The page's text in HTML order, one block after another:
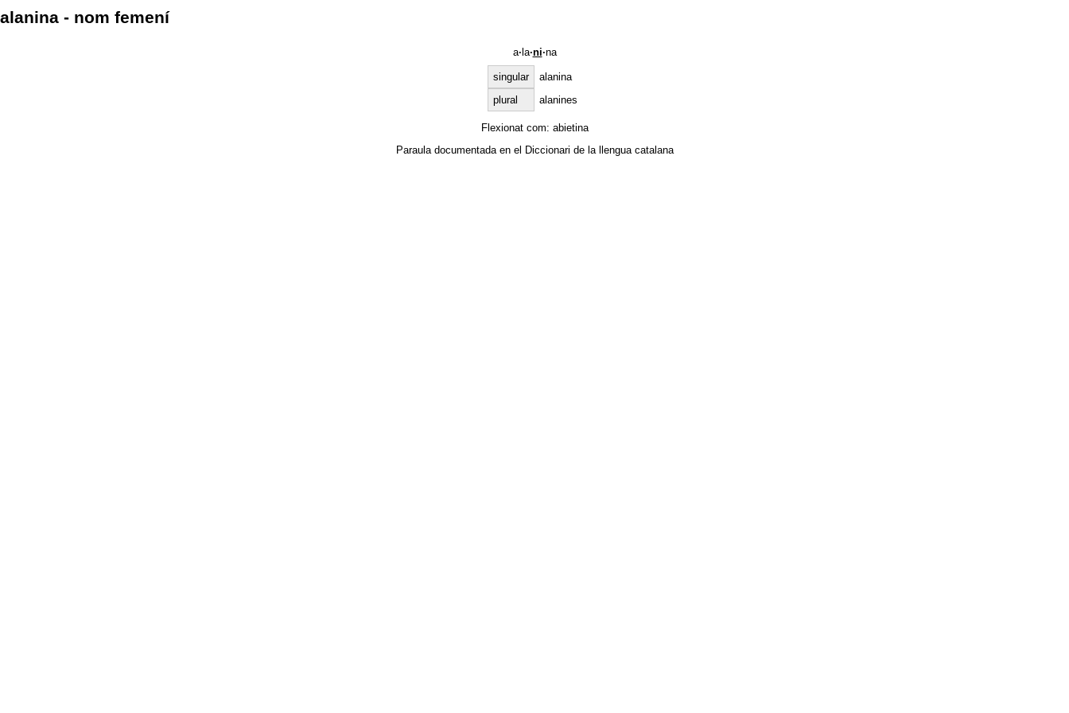
alanina - nom femení
a· la·ni·na
singular
alanina
plural
alanines
Flexionat com: abietina
Paraula documentada en el Diccionari de la llengua catalana